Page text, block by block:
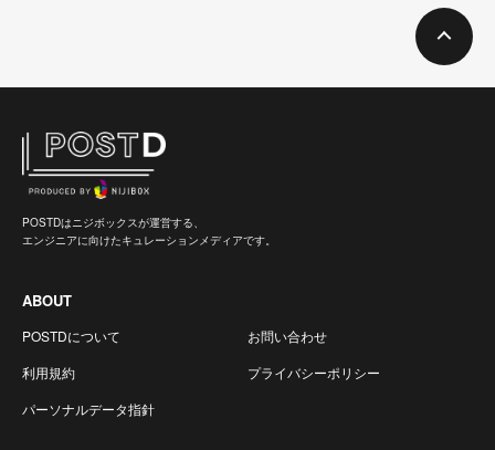
POSTDはニジボックスが運営する、
エンジニアに向けたキュレーションメディアです。
ABOUT
POSTDについて
お問い合わせ
利用規約
プライバシーポリシー
パーソナルデータ指針